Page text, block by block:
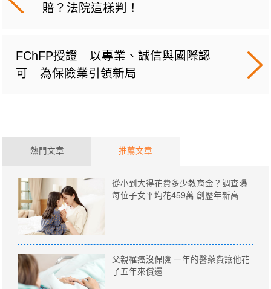
賠？法院這樣判！
FChFP授證 以專業、誠信與國際認
可 為保險業引領新局
熱門文章 推薦文章
從小到大得花費多少教育金？調查曝
每位子女平均花459萬 創歷年新高
父親罹癌沒保險 一年的醫藥費讓他花
了五年來償還